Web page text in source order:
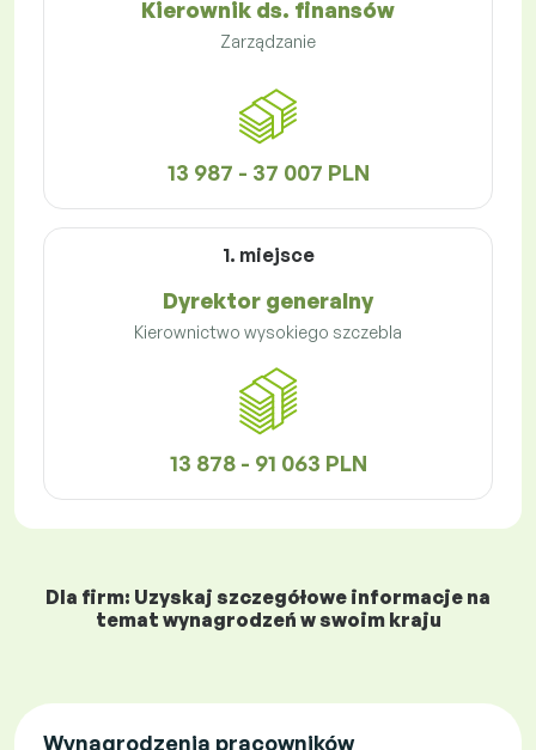
Kierownik ds. finansów
Zarządzanie
13 987 - 37 007 PLN
1. miejsce
Dyrektor generalny
Kierownictwo wysokiego szczebla
13 878 - 91 063 PLN
Dla firm: Uzyskaj szczegółowe informacje na
temat wynagrodzeń w swoim kraju
Wynagrodzenia pracowników